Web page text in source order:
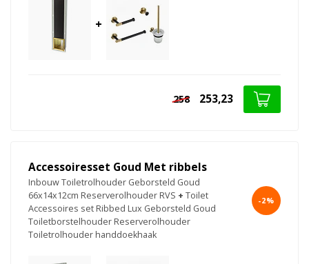
+
258 253,23
Accessoiresset Goud Met ribbels
Inbouw Toiletrolhouder Geborsteld Goud
66x14x12cm Reserverolhouder RVS + Toilet
Accessoires set Ribbed Lux Geborsteld Goud
Toiletborstelhouder Reserverolhouder
Toiletrolhouder handdoekhaak
-2%